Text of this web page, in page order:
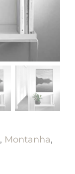
, Montanha,